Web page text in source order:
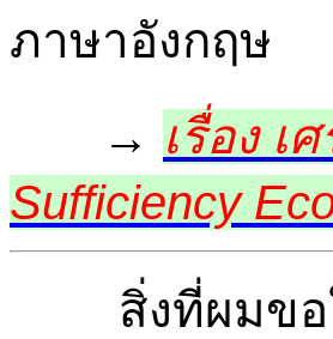
ภาษาอังกฤษ
→ เรื่อง
Sufficiency
สิ่งที่ผมข